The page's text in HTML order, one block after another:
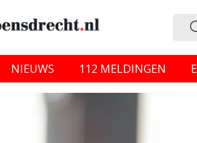
NIEUWS 112 MELDINGEN